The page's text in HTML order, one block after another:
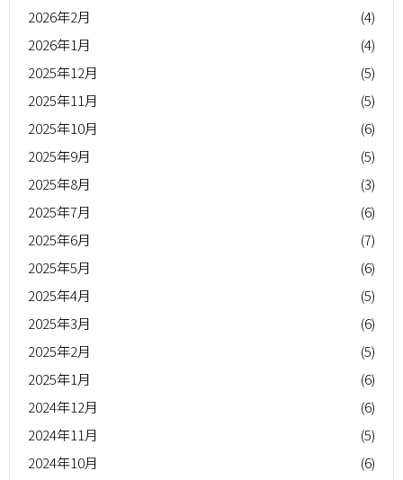
2026年2月
(4)
2026年1月
(4)
2025年12月
(5)
2025年11月
(5)
2025年10月
(6)
2025年9月
(5)
2025年8月
(3)
2025年7月
(6)
2025年6月
(7)
2025年5月
(6)
2025年4月
(5)
2025年3月
(6)
2025年2月
(5)
2025年1月
(6)
2024年12月
(6)
2024年11月
(5)
2024年10月
(6)